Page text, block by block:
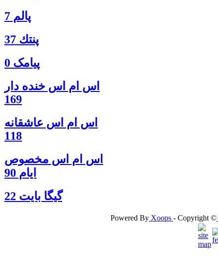
پالم 7
پنتك 37
پیامک 0
اس ام اس خنده دار
169
اس ام اس عاشقانه
118
اس ام اس مخصوص
ایام 90
گيگا بايت 22
Powered By Xoops - Copyright ©